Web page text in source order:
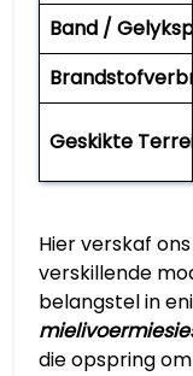
Band /
Geskikte
Hier verskaf
verskillende
belangstel in
die opspring